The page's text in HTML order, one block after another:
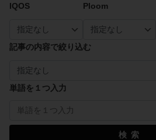
IQOS Ploom
記事の内容で絞り込む
単語を１つ入力
検索